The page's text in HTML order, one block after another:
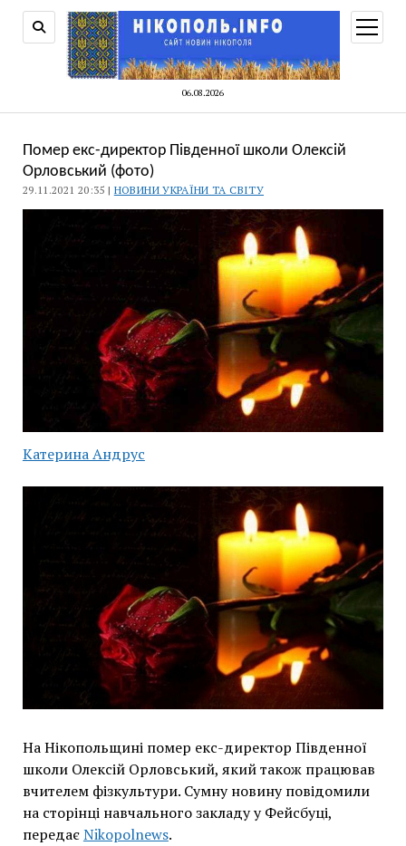
06.08.2026
меню
Помер екс-директор Південної школи Олексій
Орловський (фото)
29.11.2021 20:35 | НОВИНИ УКРАЇНИ ТА СВІТУ
Катерина Андрус
На Нікопольщині помер екс-директор Південної
школи Олексій Орловський, який також працював
вчителем фізкультури. Сумну новину повідомили
на сторінці навчального закладу у Фейсбуці,
передаєNikopolnews.